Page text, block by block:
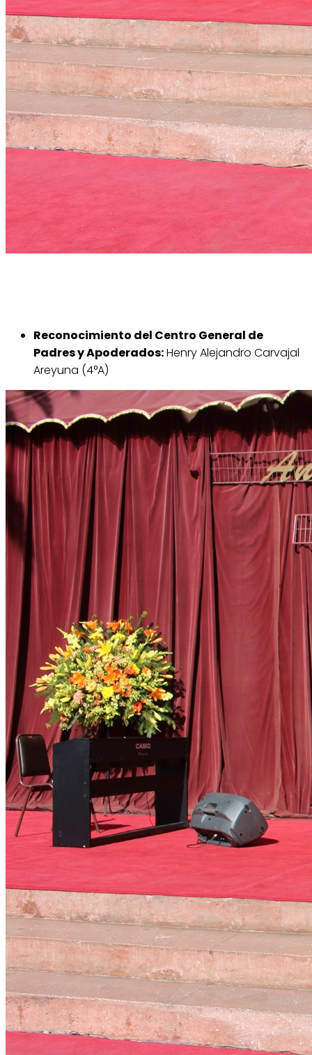
Reconocimiento del Centro General de
Padres y Apoderados:Henry Alejandro Carvajal
Areyuna (4°A)